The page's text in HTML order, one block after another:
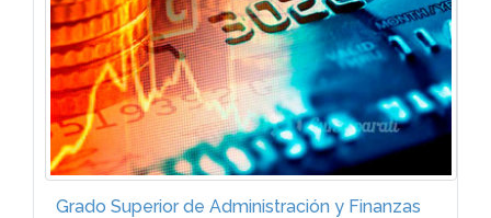
Grado Superior de Administración y Finanzas